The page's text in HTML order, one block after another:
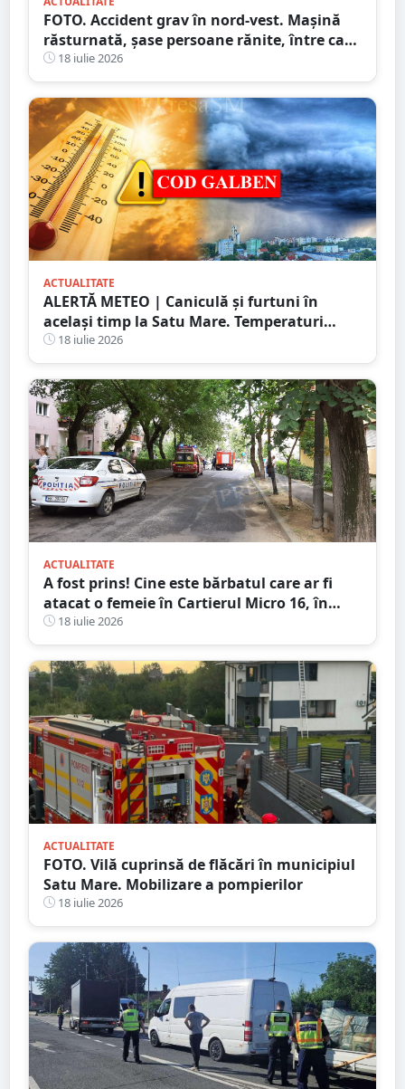
FOTO. Accident grav în nord-vest. Mașină
răsturnată, șase persoane rănite, între care
doi copii
18 iulie 2026
ACTUALITATE
ALERTĂ METEO | Caniculă și furtuni în
același timp la Satu Mare. Temperaturi
extreme și avertizări de vijelii și grindină
18 iulie 2026
ACTUALITATE
A fost prins! Cine este bărbatul care ar fi
atacat o femeie în Cartierul Micro 16, în
plină zi, pe stradă
18 iulie 2026
ACTUALITATE
FOTO. Vilă cuprinsă de flăcări în municipiul
Satu Mare. Mobilizare a pompierilor
18 iulie 2026